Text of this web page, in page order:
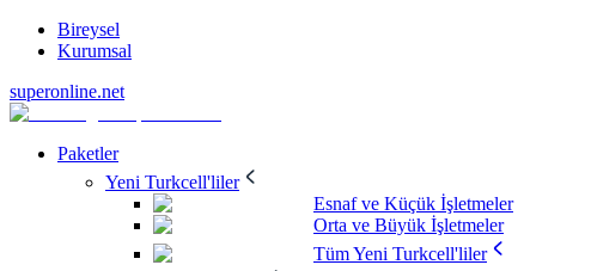
Bireysel
Kurumsal
superonline.net
Paketler
Yeni Turkcell'liler
Esnaf ve Küçük İşletmeler
Orta ve Büyük İşletmeler
Tüm Yeni Turkcell'liler